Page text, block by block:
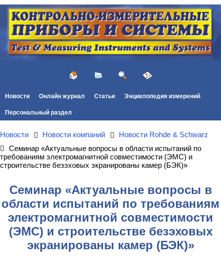
Новости Онлайн журнал Статьи Энциклопедия измерений
Персональный раздел
Новости Новости компаний
Новости Rohde & Schwarz
Семинар «Актуальные вопросы в области испытаний по
требованиям электромагнитной совместимости (ЭМС) и
строительстве безэховых экранированы камер (БЭК)»
Семинар «Актуальные вопросы в
области испытаний по требованиям
электромагнитной совместимости
(ЭМС) и строительстве безэховых
экранированы камер (БЭК)»